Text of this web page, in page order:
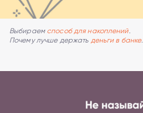
Выбираем способ для накоплений.
Почему лучше держать деньги в банке.